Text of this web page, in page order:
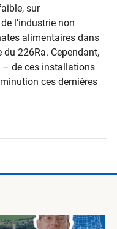
sur
l’industrie non
alimentaires dans
226Ra. Cependant,
– de ces installations
ces dernières